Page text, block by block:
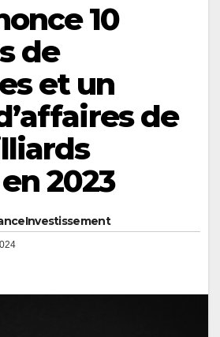
10
de
et un
de
2023